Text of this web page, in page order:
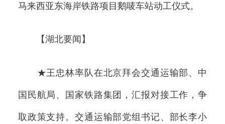
马来西亚东海岸铁路项目鹅唛车站动工仪式。
【湖北要闻】
★王忠林率队在北京拜会交通运输部、中
国民航局、国家铁路集团，汇报对接工作，争
取政策支持。交通运输部党组书记、部长李小